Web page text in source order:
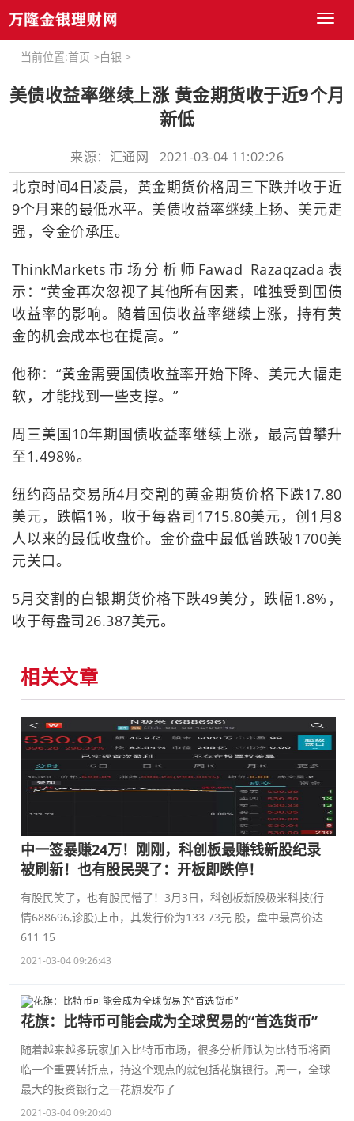
Toggle
当前位置:首页 >白银 >
美债收益率继续上涨 黄金期货收于近9个月
新低
来源：汇通网 2021-03-04 11:02:26
北京时间4日凌晨，黄金期货价格周三下跌并收于近
9个月来的最低水平。美债收益率继续上扬、美元走
强，令金价承压。
ThinkMarkets市场分析师Fawad Razaqzada表
示：“黄金再次忽视了其他所有因素，唯独受到国债
收益率的影响。随着国债收益率继续上涨，持有黄
金的机会成本也在提高。”
他称：“黄金需要国债收益率开始下降、美元大幅走
软，才能找到一些支撑。”
周三美国10年期国债收益率继续上涨，最高曾攀升
至1.498%。
纽约商品交易所4月交割的黄金期货价格下跌17.80
美元，跌幅1%，收于每盎司1715.80美元，创1月8
人以来的最低收盘价。金价盘中最低曾跌破1700美
元关口。
5月交割的白银期货价格下跌49美分，跌幅1.8%，
收于每盎司26.387美元。
相关文章
中一签暴赚24万！刚刚，科创板最赚钱新股纪录
被刷新！也有股民哭了：开板即跌停！
有股民笑了，也有股民懵了！3月3日，科创板新股极米科技(行
情688696,诊股)上市，其发行价为133 73元 股，盘中最高价达
611 15
2021-03-04 09:26:43
花旗：比特币可能会成为全球贸易的“首选货币”
随着越来越多玩家加入比特币市场，很多分析师认为比特币将面
临一个重要转折点，持这个观点的就包括花旗银行。周一，全球
最大的投资银行之一花旗发布了
2021-03-04 09:20:40